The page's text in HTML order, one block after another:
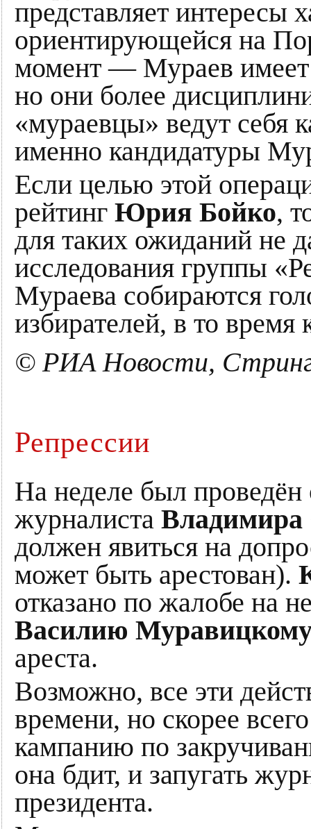
представляет интересы
ориентирующейся на
момент — Мураев имеет
но они более
«мураевцы» ведут себя
именно кандидатуры
Если целью этой
рейтинг Юрия Бойко,
для таких ожиданий не
исследования группы
Мураева собираются
избирателей, в то
© РИА Новости,
Репрессии
На неделе был
журналиста Владимира
должен явиться на
может быть арестован).
отказано по жалобе на
Василию
ареста.
Возможно, все эти
времени, но скорее
кампанию по
она бдит, и запугать
президента.